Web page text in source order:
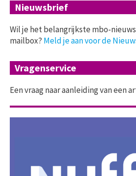
Nieuwsbrief
Wil je het belangrijkste mbo-
mailbox? Meld je aan voor de
Vragenservice
Een vraag naar aanleiding van een